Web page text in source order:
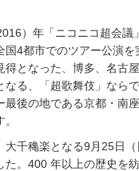
）年「ニコニコ超会議
国4都市でのツアー公演
得となった、博多、名古
なる、「超歌舞伎」なら
最後の地である京都・南
大千穐楽となる9月25日
た。400 年以上の歴史を